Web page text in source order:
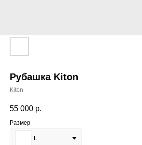
Рубашка Kiton
Kiton
55 000 р.
Размер
L